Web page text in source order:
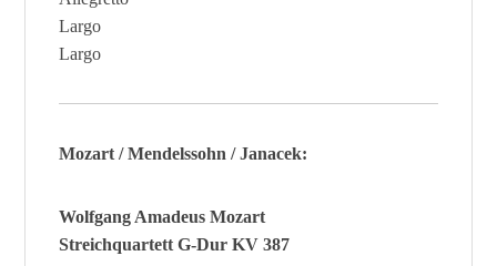
Largo
Largo
Mozart / Mendelssohn / Janacek:
Wolfgang Amadeus Mozart
Streichquartett G-Dur KV 387